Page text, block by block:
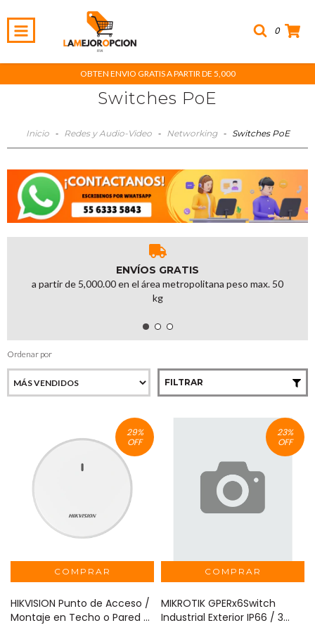
0
OBTEN ENVIO GRATIS A PARTIR DE 5,000
Switches PoE
Inicio - Redes y Audio-Video - Networking - Switches PoE
ENVÍOS GRATIS
a partir de 5,000.00 en el área metropolitana peso max. 50
kg
Ordenar por
FILTRAR
29%
OFF
HIKVISION Punto de Acceso /
Montaje en Techo o Pared /
23%
OFF
MIKROTIK GPERx6Switch
Industrial Exterior IP66 / 3